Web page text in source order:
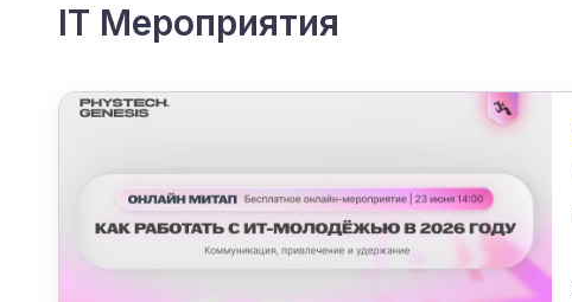
IT Мероприятия